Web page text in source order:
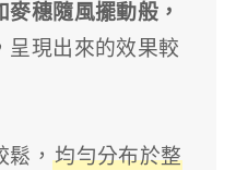
麥穗隨風擺動般，
呈現出來的效果較
鬆，均勻分布於整